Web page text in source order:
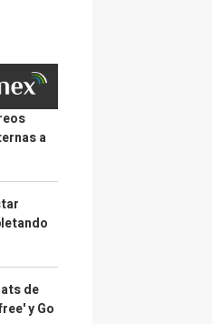
a
de
y Go